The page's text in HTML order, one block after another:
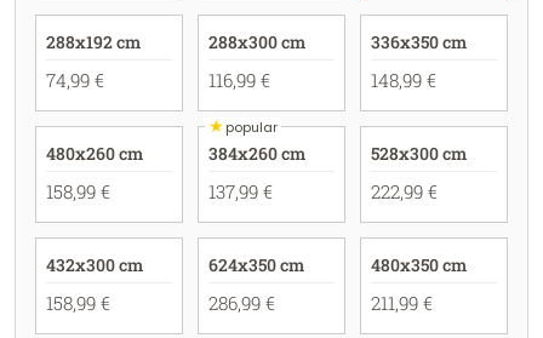
288x192 cm
74,99 €
288x300 cm
116,99 €
336x350 cm
148,99 €
480x260 cm
158,99 €
★popular
384x260 cm
137,99 €
528x300 cm
222,99 €
432x300 cm
158,99 €
624x350 cm
286,99 €
480x350 cm
211,99 €